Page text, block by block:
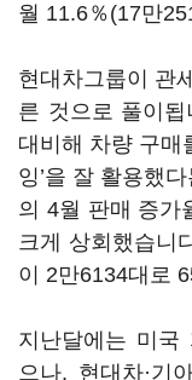
월 11.6％(17만
현대차그룹이 관
른 것으로 풀이
대비해 차량 구매
잉’을 잘 활용했
의 4월 판매 증가
크게 상회했습니
이 2만6134대로
지난달에는 미국
으나, 현대차·기